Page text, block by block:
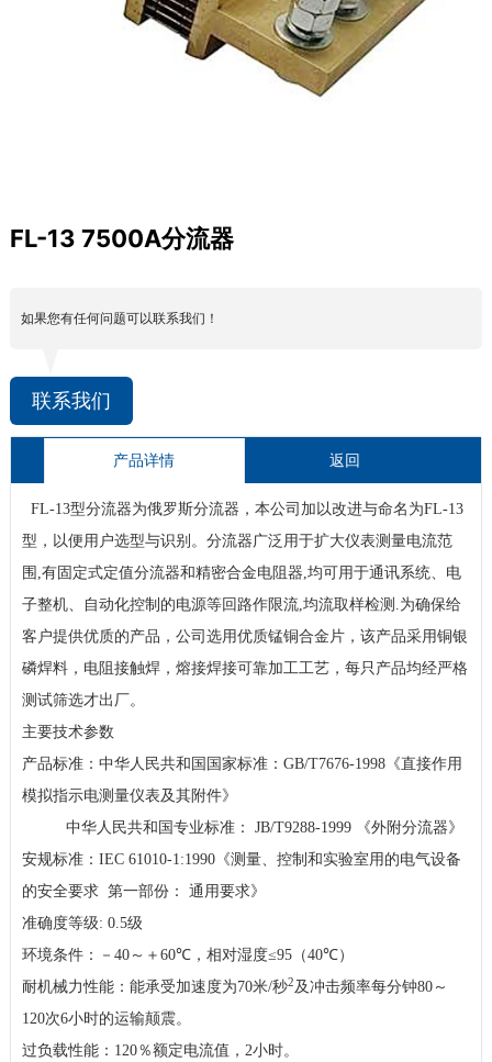
FL-13 7500A分流器
如果您有任何问题可以联系我们！
联系我们
产品详情 返回
FL-13型分流器为俄罗斯分流器，本公司加以改进与命名为FL-13
型，以便用户选型与识别。分流器广泛用于扩大仪表测量电流范
围 ,有固定式定值分流器和精密合金电阻器,均可用于通讯系统、电
子整机、自动化控制的电源等回路作限流,均流取样检测 .为确保给
客户提供优质的产品，公司选用优质锰铜合金片，该产品采用铜银
磷焊料，电阻接触焊，熔接焊接可靠加工工艺，每只产品均经严格
测试筛选才出厂。
主要技术参数
产品标准：中华人民共和国国家标准： GB/T7676-1998《直接作用
模拟指示电测量仪表及其附件》
中华人民共和国专业标准：
JB/T9288-1999
《外附分流器》
安规标准： IEC 61010-1:1990《测量、控制和实验室用的电气设备
的安全要求 第一部份： 通用要求》
准确度等级: 0.5级
环境条件：－ 40～＋ 60℃，相对湿度≤95（40℃）
耐机械力性能：能承受加速度为70米/秒2及冲击频率每分钟80～
120次6小时的运输颠震。
过负载性能： 120％额定电流值， 2小时。